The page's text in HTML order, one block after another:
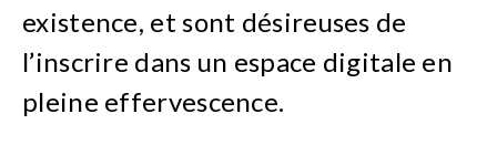
existence, et sont désireuses de
l’inscrire dans un espace digitale en
pleine effervescence.